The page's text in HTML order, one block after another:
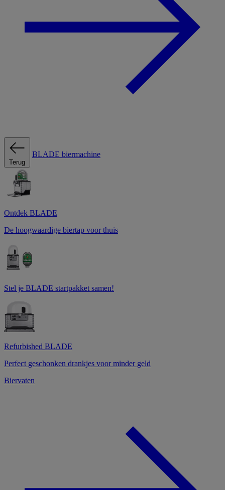
Terug
BLADE biermachine
Ontdek BLADE
De hoogwaardige biertap voor thuis
Stel je BLADE startpakket samen!
Refurbished BLADE
Perfect geschonken drankjes voor minder geld
Biervaten